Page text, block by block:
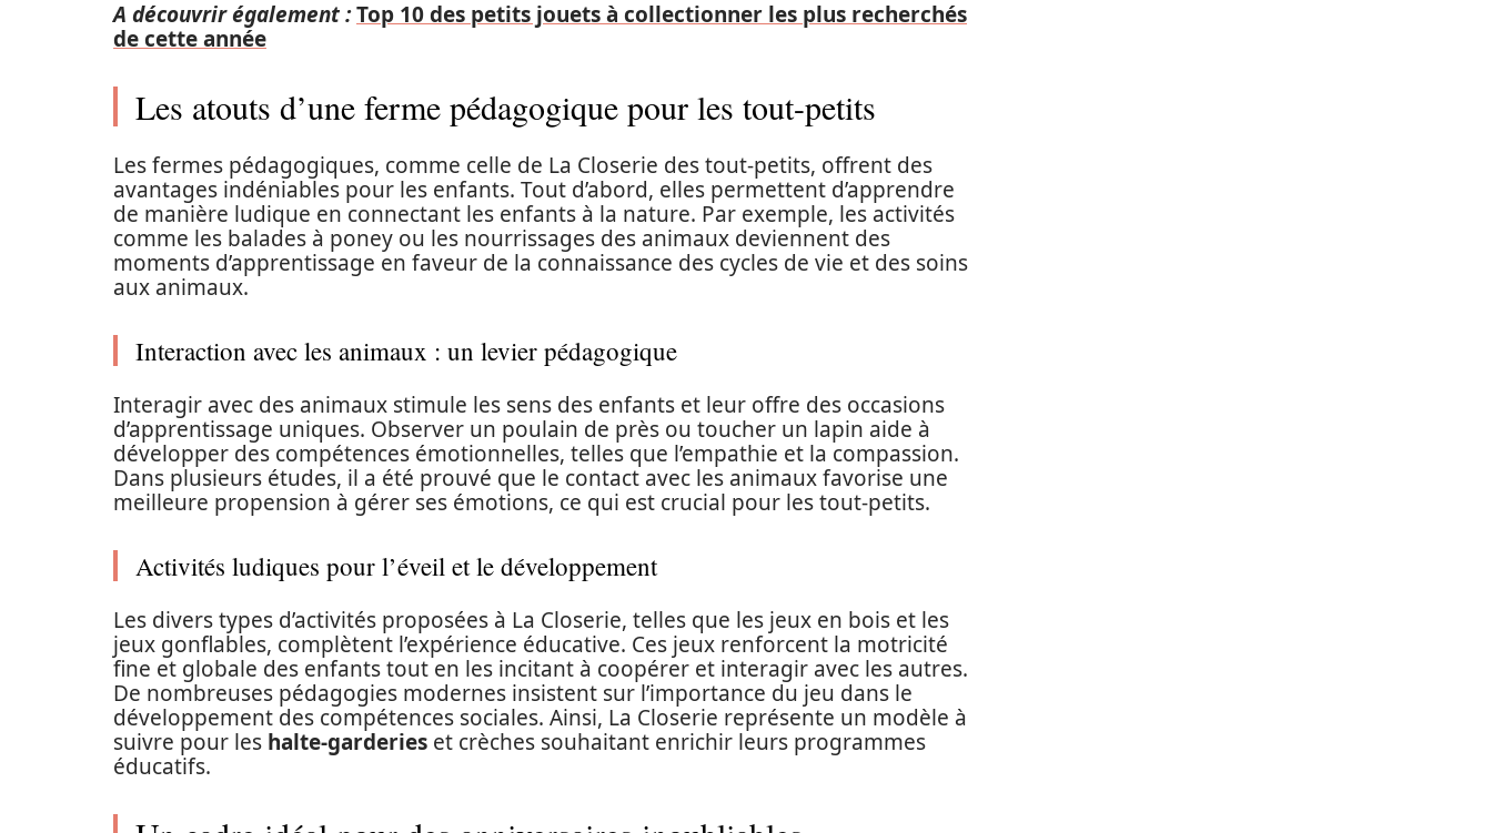
A découvrir également :Top 10 des petits jouets à collectionner les plus recherchés
de cette année
Les atouts d’une ferme pédagogique pour les tout-petits
Les fermes pédagogiques, comme celle de La Closerie des tout-petits, offrent des
avantages indéniables pour les enfants. Tout d’abord, elles permettent d’apprendre
de manière ludique en connectant les enfants à la nature. Par exemple, les activités
comme les balades à poney ou les nourrissages des animaux deviennent des
moments d’apprentissage en faveur de la connaissance des cycles de vie et des soins
aux animaux.
Interaction avec les animaux : un levier pédagogique
Interagir avec des animaux stimule les sens des enfants et leur offre des occasions
d’apprentissage uniques. Observer un poulain de près ou toucher un lapin aide à
développer des compétences émotionnelles, telles que l’empathie et la compassion.
Dans plusieurs études, il a été prouvé que le contact avec les animaux favorise une
meilleure propension à gérer ses émotions, ce qui est crucial pour les tout-petits.
Activités ludiques pour l’éveil et le développement
Les divers types d’activités proposées à La Closerie, telles que les jeux en bois et les
jeux gonflables, complètent l’expérience éducative. Ces jeux renforcent la motricité
fine et globale des enfants tout en les incitant à coopérer et interagir avec les autres.
De nombreuses pédagogies modernes insistent sur l’importance du jeu dans le
développement des compétences sociales. Ainsi, La Closerie représente un modèle à
suivre pour les halte-garderies et crèches souhaitant enrichir leurs programmes
éducatifs.